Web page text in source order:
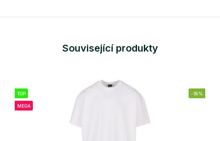
Související produkty
TOP
MEGA
-18%